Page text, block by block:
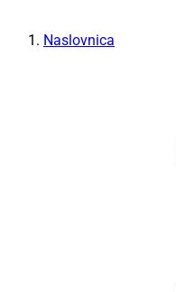
Naslovnica